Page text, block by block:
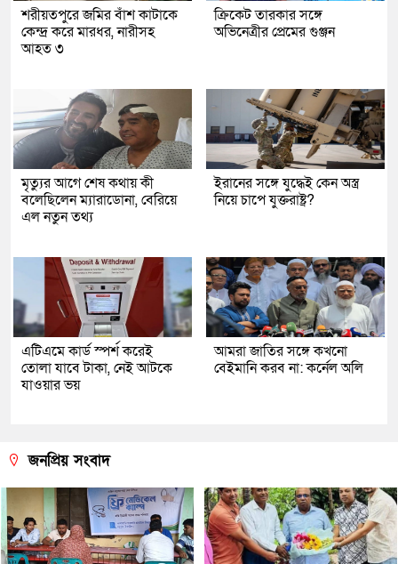
শরীয়তপুরে জমির বাঁশ কাটাকে
কেন্দ্র করে মারধর, নারীসহ
আহত ৩
ক্রিকেট তারকার সঙ্গে
অভিনেত্রীর প্রেমের গুঞ্জন
মৃত্যুর আগে শেষ কথায় কী
বলেছিলেন ম্যারাডোনা, বেরিয়ে
এল নতুন তথ্য
ইরানের সঙ্গে যুদ্ধেই কেন অস্ত্র
নিয়ে চাপে যুক্তরাষ্ট্র?
এটিএমে কার্ড স্পর্শ করেই
তোলা যাবে টাকা, নেই আটকে
যাওয়ার ভয়
আমরা জাতির সঙ্গে কখনো
বেইমানি করব না: কর্নেল অলি
জনপ্রিয় সংবাদ